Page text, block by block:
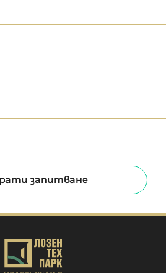
запитване